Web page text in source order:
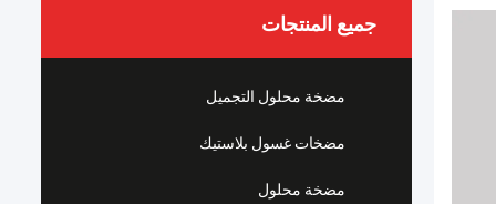
جميع المنتجات
مضخة محلول التجميل
مضخات غسول بلاستيك
مضخة محلول